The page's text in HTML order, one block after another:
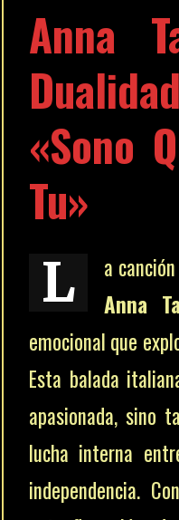
Anna
«Sono
Tu»
L a canción
Anna
emocional que
Esta balada
apasionada, sino
lucha interna
independencia.